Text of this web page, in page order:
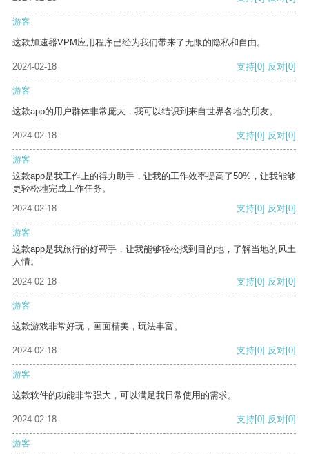
游客
这款加速器VPM应用程序已经为我们带来了无限的隐私和自由。
2024-02-18 支持[0] 反对[0]
游客
这款app的用户群体非常庞大，我可以结识到来自世界各地的朋友。
2024-02-18 支持[0] 反对[0]
游客
这款app是我工作上的得力助手，让我的工作效率提高了50%，让我能够
更轻松地完成工作任务。
2024-02-18
支持[0] 反对[0]
游客
这款app是我旅行的好帮手，让我能够轻松找到目的地，了解当地的风土
人情。
2024-02-18
支持[0] 反对[0]
游客
这款游戏非常好玩，画面精美，玩法丰富。
2024-02-18 支持[0] 反对[0]
游客
这款软件的功能非常强大，可以满足我日常使用的需求。
2024-02-18 支持[0] 反对[0]
游客